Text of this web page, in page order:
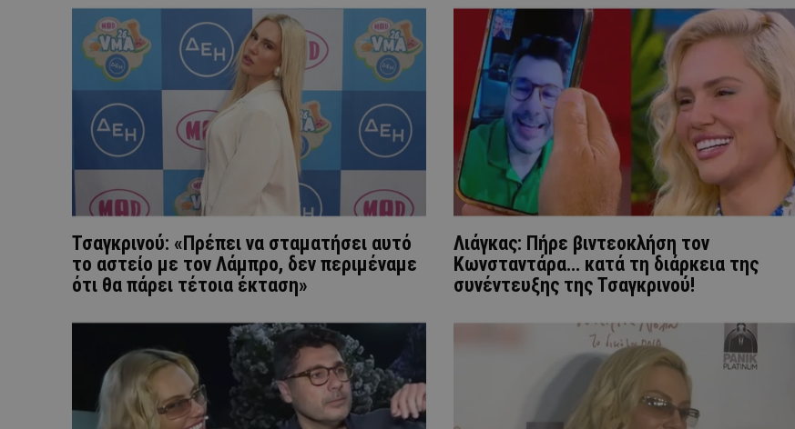
Τσαγκρινού: «Πρέπει να σταματήσει αυτό
το αστείο με τον Λάμπρο, δεν περιμέναμε
ότι θα πάρει τέτοια έκταση»
Λιάγκας: Πήρε βιντεοκλήση τον
Κωνσταντάρα… κατά τη διάρκεια της
συνέντευξης της Τσαγκρινού!